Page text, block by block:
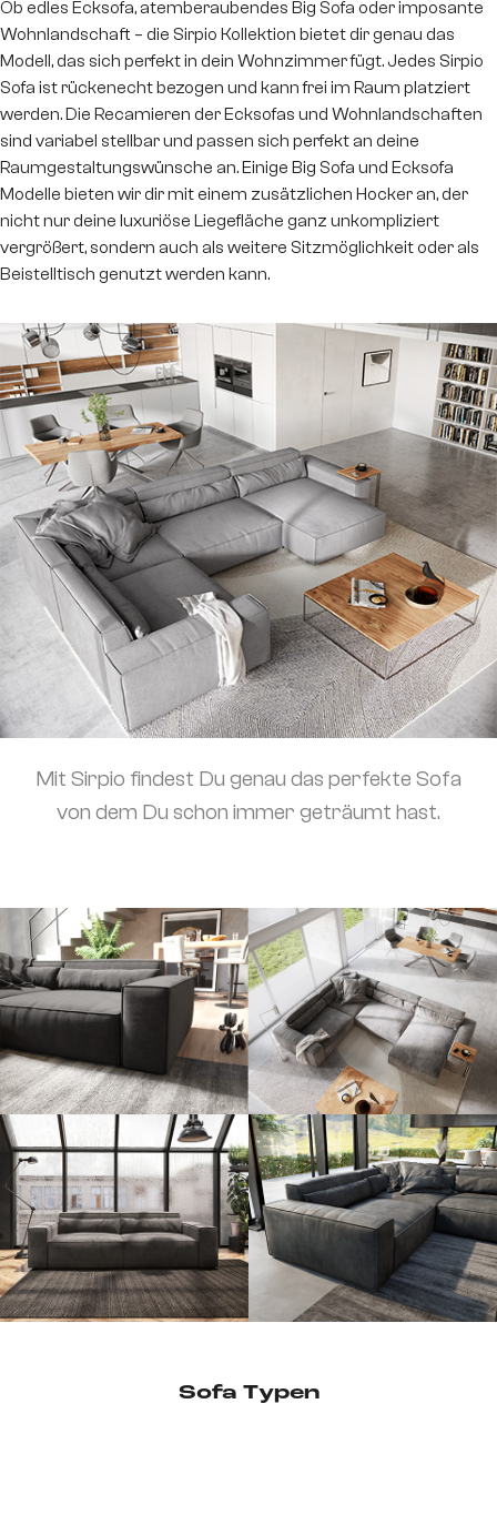
Ob edles Ecksofa, atemberaubendes Big Sofa oder imposante
Wohnlandschaft – die Sirpio Kollektion bietet dir genau das
Modell, das sich perfekt in dein Wohnzimmer fügt. Jedes Sirpio
Sofa ist rückenecht bezogen und kann frei im Raum platziert
werden. Die Recamieren der Ecksofas und Wohnlandschaften
sind variabel stellbar und passen sich perfekt an deine
Raumgestaltungswünsche an. Einige Big Sofa und Ecksofa
Modelle bieten wir dir mit einem zusätzlichen Hocker an, der
nicht nur deine luxuriöse Liegefläche ganz unkompliziert
vergrößert, sondern auch als weitere Sitzmöglichkeit oder als
Beistelltisch genutzt werden kann.
Mit Sirpio findest Du genau das perfekte Sofa
von dem Du schon immer geträumt hast.
Sofa Typen